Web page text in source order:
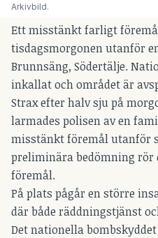
Arkivbild.
Ett misstänkt farligt
tisdagsmorgonen utanför
Brunnsäng, Södertälje.
inkallat och området är
Strax efter halv sju på
larmades polisen av en
misstänkt föremål utanför
preliminära bedömning rör
föremål.
På plats pågår en större
där både räddningstjänst
Det nationella